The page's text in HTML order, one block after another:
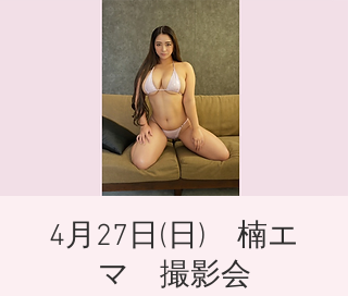
4月27日(日) 楠エ
マ 撮影会